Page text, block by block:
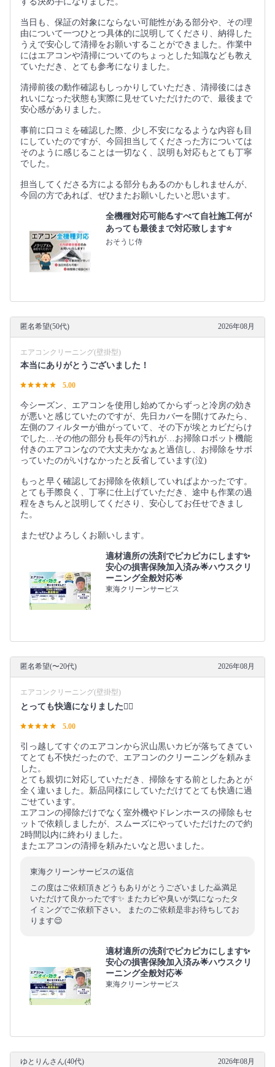
当日も、保証の対象にならない可能性がある部分や、その理
由について一つひとつ具体的に説明してくださり、納得した
うえで安心して清掃をお願いすることができました。作業中
にはエアコンや清掃についてのちょっとした知識なども教え
ていただき、とても参考になりました。
清掃前後の動作確認もしっかりしていただき、清掃後にはき
れいになった状態も実際に見せていただけたので、最後まで
安心感がありました。
事前に口コミを確認した際、少し不安になるような内容も目
にしていたのですが、今回担当してくださった方については
そのように感じることは一切なく、説明も対応もとても丁寧
でした。
担当してくださる方による部分もあるのかもしれませんが、
今回の方であれば、ぜひまたお願いしたいと思います。
全機種対応可能💪すべて自社施工何が
あっても最後まで対応致します⭐
おそうじ侍
匿名希望(50代) 2026年08月
エアコンクリーニング(壁掛型)
本当にありがとうございました！
5.00
今シーズン、エアコンを使用し始めてからずっと冷房の効き
が悪いと感じていたのですが、先日カバーを開けてみたら、
左側のフィルターが曲がっていて、その下が埃とカビだらけ
でした…その他の部分も長年の汚れが…お掃除ロボット機能
付きのエアコンなので大丈夫かなぁと過信し、お掃除をサボ
っていたのがいけなかったと反省しています(泣)
もっと早く確認してお掃除を依頼していればよかったです。
とても手際良く、丁寧に仕上げていただき、途中も作業の過
程をきちんと説明してくださり、安心してお任せできまし
た。
またぜひよろしくお願いします。
適材適所の洗剤でピカピカにします✨
安心の損害保険加入済み🌟ハウスクリ
ーニング全般対応🌟
東海クリーンサービス
匿名希望(〜20代) 2026年08月
エアコンクリーニング(壁掛型)
とっても快適になりました🙂‍↕️
5.00
引っ越してすぐのエアコンから沢山黒いカビが落ちてきてい
てとても不快だったので、エアコンのクリーニングを頼みま
した。
とても親切に対応していただき、掃除をする前としたあとが
全く違いました。新品同様にしていただけてとても快適に過
ごせています。
エアコンの掃除だけでなく室外機やドレンホースの掃除もセ
ットで依頼しましたが、スムーズにやっていただけたので約
2時間以内に終わりました。
またエアコンの清掃を頼みたいなと思いました。
東海クリーンサービスの返信
この度はご依頼頂きどうもありがとうございました🙇満足
いただけて良かったです✨ またカビや臭いが気になったタ
イミングでご依頼下さい。 またのご依頼是非お待ちしてお
ります😌
適材適所の洗剤でピカピカにします✨
安心の損害保険加入済み🌟ハウスクリ
ーニング全般対応🌟
東海クリーンサービス
ゆとりんさん(40代) 2026年08月